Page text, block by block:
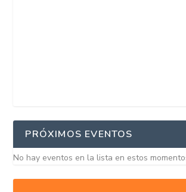
PRÓXIMOS EVENTOS
No hay eventos en la lista en estos